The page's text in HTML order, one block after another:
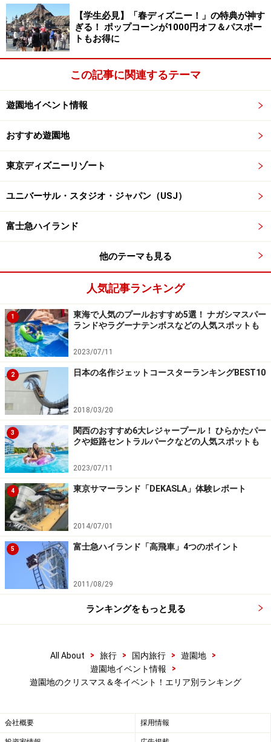
時計機能付き大観覧車「コスモクロック21」の秒針を利用し
たカウントダウン
（神奈川県・横浜みなとみらい）
■ファンタジー・ナイト2009
／2010年2月28日（日）まで
クリスマスまでのLEDイルミネーションツリー（高さ約
25ｍ）や、ピンクレッドの大観覧車「コスモクロック
■ファイヤー・カウントダウン2010
／2009年12月31日（木）
恒例のカウントダウン。時計が午前0時を指した瞬間、
約1500発の花火で演出。
薬師寺などがある日本ゾーンをはじめ、園内全体が幻想的に
ライトアップ
【5】東武ワールドスクウェア
（栃木県・鬼怒川）
■イルミネーション in 東武ワールドスクウェア／2010年
1月31日（日）まで
通常営業後、16:00～19:30の数時間（土・日・祝と12月
23日～1月3日は～21:00）、園内がイルミネーションで
輝きます。ホワイトハウスもエッフェル塔も……。不思議
な世界旅行の気分を味わえます。通常営業時間内に入園
の場合も、そのままイルミネーションを見学可。
※記事内容は執筆時点のものです。最新の内容をご確認くださ
【学生必見】「春ディズニー！」の特典が神す
ぎる！ ポップコーンが1000円オフ＆パスポー
トもお得に
この記事に関連するテーマ
遊園地イベント情報
おすすめ遊園地
東京ディズニーリゾート
ユニバーサル・スタジオ・ジャパン（USJ）
富士急ハイランド
他のテーマも見る
人気記事ランキング
1
東海で人気のプールおすすめ5選！ ナガシマスパー
ランドやラグーナテンボスなどの人気スポットも
2023/07/11
2 日本の名作ジェットコースターランキングBEST10
2018/03/20
3
関西のおすすめ6大レジャープール！ ひらかたパー
クや姫路セントラルパークなどの人気スポットも
2023/07/11
4 東京サマーランド「DEKASLA」体験レポート
2014/07/01
5 富士急ハイランド「高飛車」4つのポイント
2011/08/29
ランキングをもっと見る
All About > 旅行 > 国内旅行 > 遊園地
>
遊園地イベント情報
>
遊園地のクリスマス＆冬イベント！エリア別ランキング
会社概要 採用情報